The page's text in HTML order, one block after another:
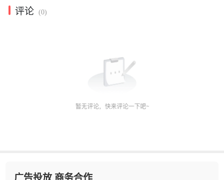
评论 (0)
广告投放 商务合作